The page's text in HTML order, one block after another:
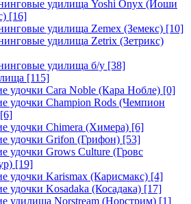
удилища Yoshi Onyx (Йоши
[16]
удилища Zemex (Земекс) [10]
удилища Zetrix (Зетрикс)
удилища б/у [38]
[115]
удочки Cara Noble (Кара Нобле) [0]
удочки Champion Rods (Чемпион
[6]
удочки Chimera (Химера) [6]
удочки Grifon (Грифон) [53]
удочки Grows Culture (Гровс
[19]
удочки Karismax (Карисмакс) [4]
удочки Kosadaka (Косадака) [17]
удилища Norstream (Норстрим) [1]